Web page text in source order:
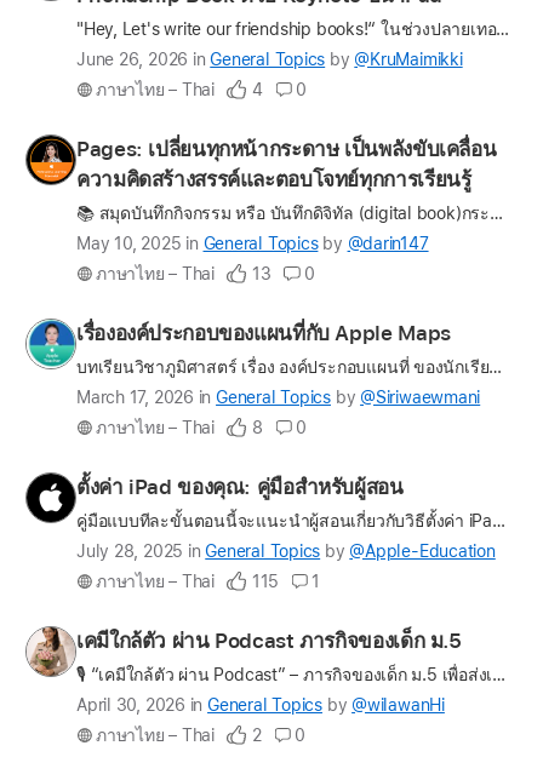
"Hey, Let's write our friendship books!“ ในช่วงปลายเทอม 2 เหล่านักเรียนพี่ใหญ่ ม.6 หลายคนมีที่เรียนในมหาวิทยาลัยเรียบร้อยแล้ว บรรยากาศในห้องเรียนที่ปกติจะมีแต่ความตึงเครียดของการสอบ จะกลายเป็นความโหย…
Latest
update
question
June 26, 2026 in General Topics by @KruMaimikki
ภาษาไทย – Thai
4 0
Profile
for
Pages: เปลี่ยนทุกหน้ากระดาษ เป็นพลังขับเคลื่อน
ความคิดสร้างสรรค์และตอบโจทย์ทุกการเรียนรู้
📚 สมุดบันทึกกิจกรรม หรือ บันทึกดิจิทัล (digital book)กระตุ้นให้นักเรียนมีส่วนร่วมในการสร้างสรรค์เนื้อหา บันทึกความคิด และจัดระเบียบข้อมูลด้วยตนเองและเป็นเครื่องมือที่ช่วยให้นักเรียนและครูเห็นพัฒนากา…
Latest
update
the
question
May 10, 2025 in General Topics by @darin147
ภาษาไทย – Thai
13 0
Profile
for
Siriwaewmani
เรื่ององค์ประกอบของแผนที่กับ Apple Maps
บทเรียนวิชาภูมิศาสตร์ เรื่อง องค์ประกอบแผนที่ ของนักเรียนชั้นมัธยมศึกษาปีที่ 1(สามารถนำไปประยุกต์ใช้ในระดับชั้นอื่นๆได้) ปัญหาที่พบ นักเรียนขาดความเข้าใจเกี่ยวกับแผนที่และองค์ประกอบของแผนที่ เนื่องจา…
Latest
update
the
question
March 17, 2026 in General Topics by @Siriwaewmani
ภาษาไทย – Thai
8 0
Profile
for
Apple-
Education
ตั้งค่า iPad ของคุณ: คู่มือสำหรับผู้สอน
คู่มือแบบทีละขั้นตอนนี้จะแนะนำผู้สอนเกี่ยวกับวิธีตั้งค่า iPad สำหรับการสอน ตั้งแต่การใช้แอปอย่างโน้ตและนาฬิกา ไปจนถึงการแก้ไขสื่อการสอนในชั้นเรียนด้วยแอปรูปภาพ คู่มือนี้ประกอบด้วยเคล็ดลับเกี่ยวกับประ…
Latest
update
question
July 28, 2025 in General Topics by @Apple-Education
ภาษาไทย – Thai
115 1
Profile
for
wilawanHi
เคมีใกล้ตัว ผ่าน Podcast ภารกิจของเด็ก ม.5
🎙️ “เคมีใกล้ตัว ผ่าน Podcast” – ภารกิจของเด็ก ม.5 เพื่อส่งเสริมสมรรถนะของผู้เรียน เปลี่ยนบทเรียนเรื่อง อัตราการเกิดปฏิกิริยาเคมี ให้กลายเป็นเรื่องเล่าที่เด็ก “พูดได้ เข้าใจจริง และเชื่อมโยงชีวิตจริง…
Latest
update
April 30, 2026 in General Topics by @wilawanHi
ภาษาไทย – Thai
2 0